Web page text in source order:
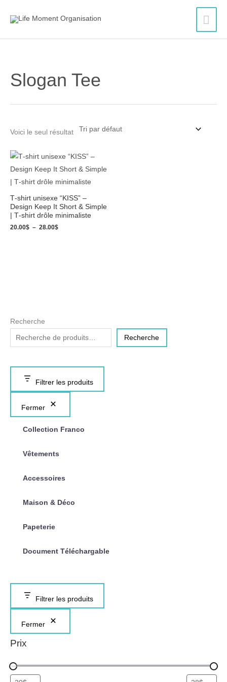
Recherche
Recherche
Filtrer les produits
Fermer
Collection Franco
Vêtements
Accessoires
Maison & Déco
Papeterie
Document Téléchargable
Filtrer les produits
Fermer
Prix
Slogan Tee
Voici le seul résultat
T‑shirt unisexe “KISS” –
Design Keep It Short & Simple
| T‑shirt drôle minimaliste
20.00$ – 28.00$
Plage
prix :
20.00$
à
28.00$